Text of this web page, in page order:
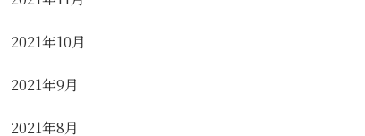
2021年10月
2021年9月
2021年8月